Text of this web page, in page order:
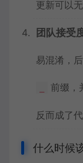
更新可以
团队接受
易混淆，
前缀，
反而成了
什么时候